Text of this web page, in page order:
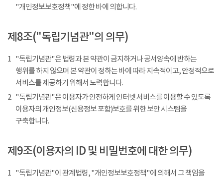
"개인정보보호정책"에 정한 바에 의합니다.
제8조("독립기념관"의 의무)
1 "독립기념관"은 법령과 본 약관이 금지하거나 공서양속에 반하는
행위를 하지 않으며 본 약관이 정하는 바에 따라 지속적이고, 안정적으로
서비스를 제공하기 위해서 노력합니다.
2 "독립기념관"은 이용자가 안전하게 인터넷 서비스를 이용할 수 있도록
이용자의 개인정보(신용정보 포함)보호를 위한 보안 시스템을
구축합니다.
제9조(이용자의 ID 및 비밀번호에 대한 의무)
1 "독립기념관"이 관계법령, "개인정보보호정책"에 의해서 그 책임을